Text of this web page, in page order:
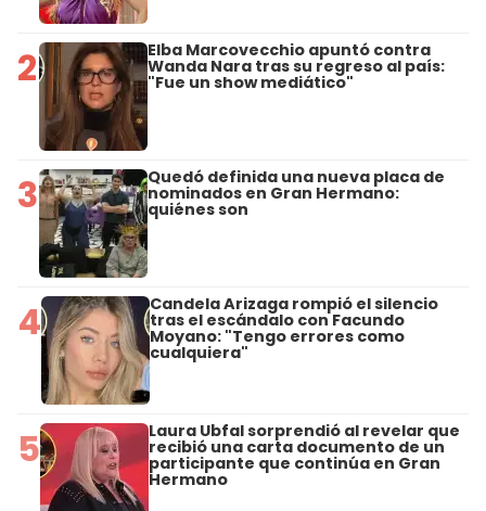
2 Elba Marcovecchio apuntó contra
Wanda Nara tras su regreso al país:
"Fue un show mediático"
3 Quedó definida una nueva placa de
nominados en Gran Hermano:
quiénes son
4 Candela Arizaga rompió el silencio
tras el escándalo con Facundo
Moyano: "Tengo errores como
cualquiera"
5 Laura Ubfal sorprendió al revelar que
recibió una carta documento de un
participante que continúa en Gran
Hermano